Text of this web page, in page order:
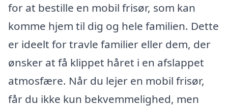
for at bestille en mobil frisør, som kan
komme hjem til dig og hele familien. Dette
er ideelt for travle familier eller dem, der
ønsker at få klippet håret i en afslappet
atmosfære. Når du lejer en mobil frisør,
får du ikke kun bekvemmelighed, men